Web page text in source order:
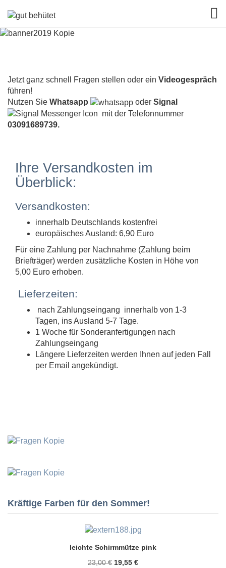
Jetzt ganz schnell Fragen stellen oder ein Videogespräch
führen!
Nutzen Sie Whatsapp oder Signal
mit der Telefonnummer
03091689739.
Ihre Versandkosten im
Überblick:
Versandkosten:
innerhalb Deutschlands kostenfrei
europäisches Ausland: 6,90 Euro
Für eine Zahlung per Nachnahme (Zahlung beim
Briefträger) werden zusätzliche Kosten in Höhe von
5,00 Euro erhoben.
Lieferzeiten:
nach Zahlungseingang innerhalb von 1-3
Tagen, ins Ausland 5-7 Tage.
1 Woche für Sonderanfertigungen nach
Zahlungseingang
Längere Lieferzeiten werden Ihnen auf jeden Fall
per Email angekündigt.
Kräftige Farben für den Sommer!
leichte Schirmmütze pink
23,00 € 19,55 €